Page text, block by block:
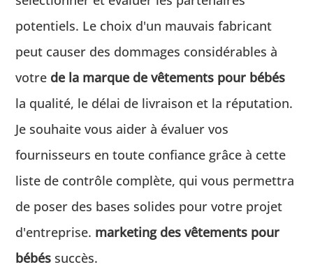
potentiels. Le choix d'un mauvais fabricant
peut causer des dommages considérables à
votre de la marque de vêtements pour bébés
la qualité, le délai de livraison et la réputation.
Je souhaite vous aider à évaluer vos
fournisseurs en toute confiance grâce à cette
liste de contrôle complète, qui vous permettra
de poser des bases solides pour votre projet
d'entreprise. marketing des vêtements pour
bébés succès.